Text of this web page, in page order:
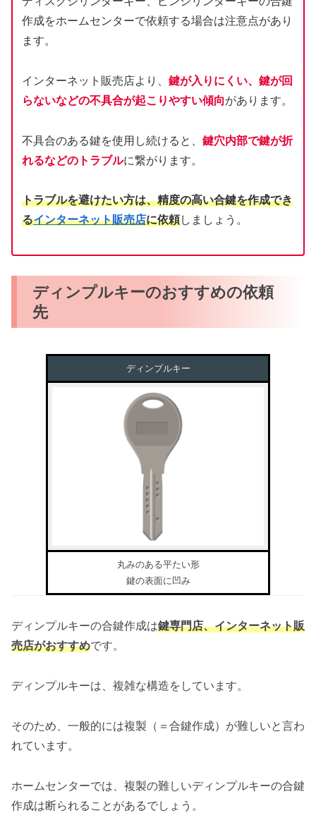
作成をホームセンターで依頼する場合は注意点があり
ます。
インターネット販売店より、 鍵が入りにくい、鍵が回
らないなどの不具合が起こりやすい傾向があります。
不具合のある鍵を使用し続けると、 鍵穴内部で鍵が折
れるなどのトラブルに繋がります。
トラブルを避けたい方は、精度の高い合鍵を作成でき
るインターネット販売店に依頼しましょう。
ディンプルキーのおすすめの依頼
先
ディンプルキー
丸みのある平たい形
鍵の表面に凹み
ディンプルキーの合鍵作成は鍵専門店、インターネット販
売店がおすすめです。
ディンプルキーは、複雑な構造をしています。
そのため、一般的には複製（＝合鍵作成）が難しいと言わ
れています。
ホームセンターでは、複製の難しいディンプルキーの合鍵
作成は断られることがあるでしょう。